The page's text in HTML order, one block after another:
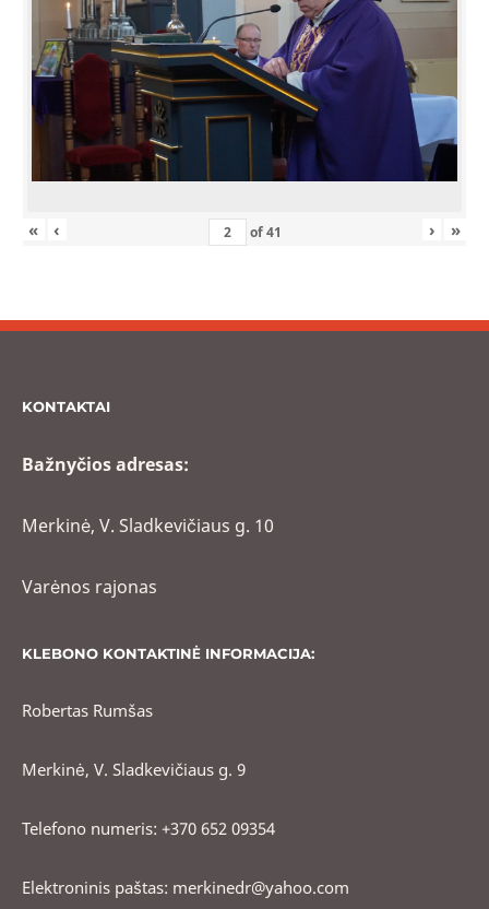
« ‹ of41 › »
KONTAKTAI
Bažnyčios adresas:
Merkinė, V. Sladkevičiaus g. 10
Varėnos rajonas
KLEBONO KONTAKTINĖ INFORMACIJA:
Robertas Rumšas
Merkinė, V. Sladkevičiaus g. 9
Telefono numeris: +370 652 09354
Elektroninis paštas: merkinedr@yahoo.com